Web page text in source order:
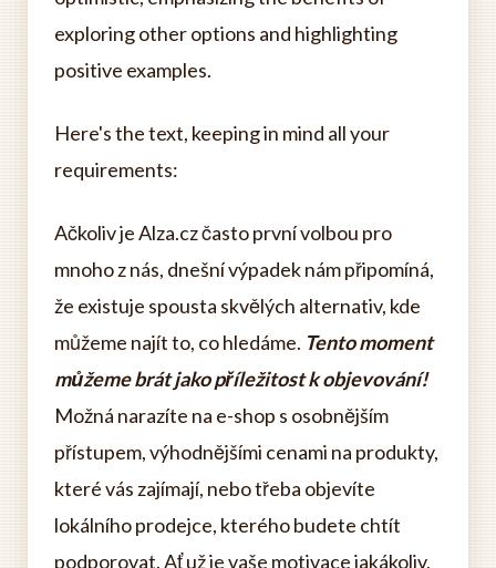
exploring other options and highlighting
positive examples.
Here's the text, keeping in mind all your
requirements:
Ačkoliv je Alza.cz často první volbou pro
mnoho z nás, dnešní výpadek nám připomíná,
že existuje spousta skvělých alternativ, kde
můžeme najít to, co hledáme. Tento moment
můžeme brát jako příležitost k objevování!
Možná narazíte na e-shop s osobnějším
přístupem, výhodnějšími cenami na produkty,
které vás zajímají, nebo třeba objevíte
lokálního prodejce, kterého budete chtít
podporovat. Ať už je vaše motivace jakákoliv,